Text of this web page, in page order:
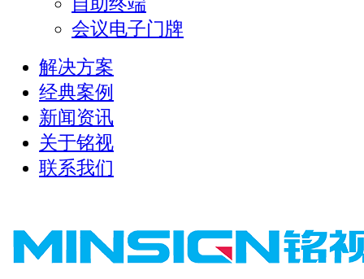
会议电子门牌
解决方案
经典案例
新闻资讯
关于铭视
联系我们